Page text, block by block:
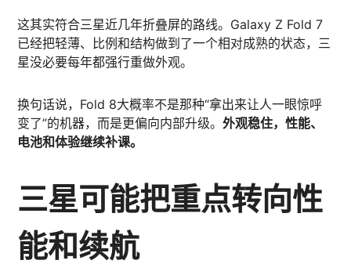
这其实符合三星近几年折叠屏的路线。Galaxy Z Fold 7
已经把轻薄、比例和结构做到了一个相对成熟的状态，三
星没必要每年都强行重做外观。
换句话说，Fold 8大概率不是那种“拿出来让人一眼惊呼
变了”的机器，而是更偏向内部升级。外观稳住，性能、
电池和体验继续补课。
三星可能把重点转向性
能和续航